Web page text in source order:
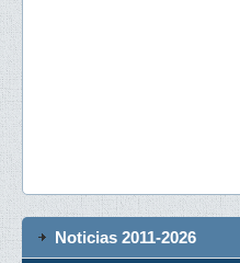
Noticias 2011-2026